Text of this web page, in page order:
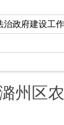
治政府建设工
州区